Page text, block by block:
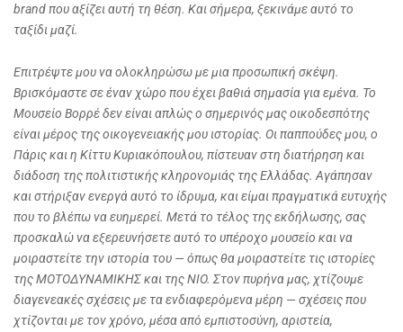
brandπου αξίζει αυτή τη θέση. Και σήμερα, ξεκινάμε αυτό το
ταξίδι μαζί.
Επιτρέψτε μου να ολοκληρώσω με μια προσωπική σκέψη.
Βρισκόμαστε σε έναν χώρο που έχει βαθιά σημασία για εμένα. Το
Μουσείο Βορρέ δεν είναι απλώς ο σημερινός μας οικοδεσπότης
είναι μέρος της οικογενειακής μου ιστορίας. Οι παππούδες μου, ο
Πάρις και η Κίττυ Κυριακόπουλου, πίστευαν στη διατήρηση και
διάδοση της πολιτιστικής κληρονομιάς της Ελλάδας. Αγάπησαν
και στήριξαν ενεργά αυτό το ίδρυμα, και είμαι πραγματικά ευτυχής
που το βλέπω να ευημερεί. Μετά το τέλος της εκδήλωσης, σας
προσκαλώ να εξερευνήσετε αυτό το υπέροχο μουσείο και να
μοιραστείτε την ιστορία του — όπως θα μοιραστείτε τις ιστορίες
της ΜΟΤΟΔΥΝΑΜΙΚΗΣ και τηςNIO. Στον πυρήνα μας, χτίζουμε
διαγενεακές σχέσεις με τα ενδιαφερόμενα μέρη — σχέσεις που
χτίζονται με τον χρόνο, μέσα από εμπιστοσύνη, αριστεία,